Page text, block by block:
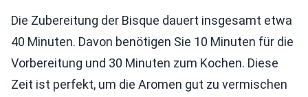
Die Zubereitung der Bisque dauert insgesamt etwa
40 Minuten. Davon benötigen Sie 10 Minuten für die
Vorbereitung und 30 Minuten zum Kochen. Diese
Zeit ist perfekt, um die Aromen gut zu vermischen